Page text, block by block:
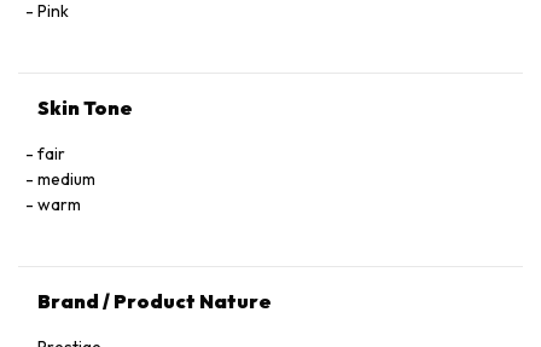
Pink
Skin Tone
fair
medium
warm
Brand / Product Nature